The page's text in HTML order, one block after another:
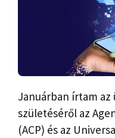
Januárban írtam
születéséről az
(ACP) és az